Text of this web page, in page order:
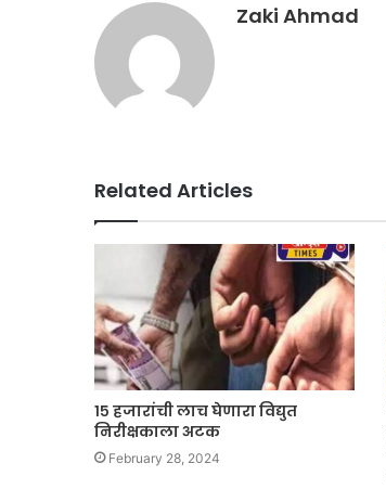
Zaki Ahmad
Related Articles
१५ हजारांची लाच घेणारा विद्युत
निरीक्षकाला अटक
February 28, 2024